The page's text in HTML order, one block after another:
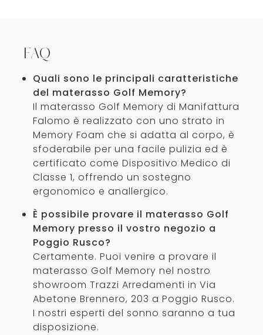
FAQ
Quali sono le principali caratteristiche
del materasso Golf Memory?
Il materasso Golf Memory di Manifattura
Falomo è realizzato con uno strato in
Memory Foam che si adatta al corpo, è
sfoderabile per una facile pulizia ed è
certificato come Dispositivo Medico di
Classe 1, offrendo un sostegno
ergonomico e anallergico.
È possibile provare il materasso Golf
Memory presso il vostro negozio a
Poggio Rusco?
Certamente. Puoi venire a provare il
materasso Golf Memory nel nostro
showroom Trazzi Arredamenti in Via
Abetone Brennero, 203 a Poggio Rusco.
I nostri esperti del sonno saranno a tua
disposizione.